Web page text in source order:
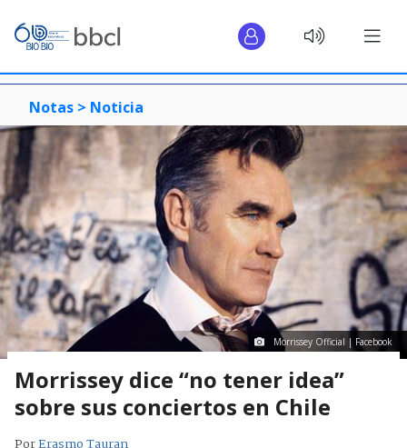
Notas > Noticia
Morrissey Official | Facebook
Morrissey dice “no tener idea”
sobre sus conciertos en Chile